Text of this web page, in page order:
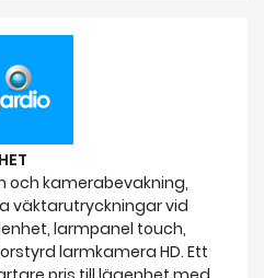
och kamerabevakning,
väktarutryckningar vid
larmpanel touch,
larmkamera HD. Ett